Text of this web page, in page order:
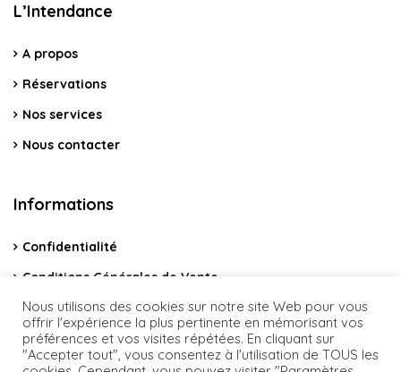
L’Intendance
A propos
Réservations
Nos services
Nous contacter
Informations
Confidentialité
Conditions Générales de Vente
Mentions légales
Nous utilisons des cookies sur notre site Web pour vous
offrir l'expérience la plus pertinente en mémorisant vos
préférences et vos visites répétées. En cliquant sur
"Accepter tout", vous consentez à l'utilisation de TOUS les